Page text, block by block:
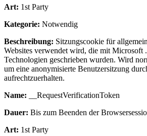
Art: 1st Party
Kategorie: Notwendig
Beschreibung: Sitzungscookie für
Websites verwendet wird, die mit Microsoft
Technologien geschrieben wurden. Wird
um eine anonymisierte Benutzersitzung
aufrechtzuerhalten.
Name: __RequestVerificationToken
Dauer: Bis zum Beenden der
Art: 1st Party